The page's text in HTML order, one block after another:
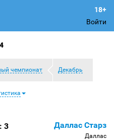
Войти
чемпионат Декабрь
3 Даллас Старз
Даллас